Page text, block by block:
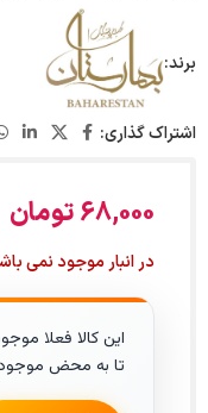
برند:
اشتراک گذاری:
68,000تومان
در انبار موجود نمی
این کالا فعلا
تا به محض